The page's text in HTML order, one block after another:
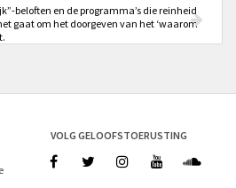
beloften en de programma’s die reinheid
gaat om het doorgeven van het ‘waarom’
VOLG GELOOFSTOERUSTING